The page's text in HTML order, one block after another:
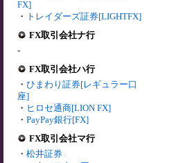
FX]
・ トレイダーズ証券[LIGHTFX]
FX取引会社ナ行
-
FX取引会社ハ行
・ ひまわり証券[レギュラー口
座]
・ ヒロセ通商[LION FX]
・ PayPay銀行[FX]
FX取引会社マ行
・ 松井証券